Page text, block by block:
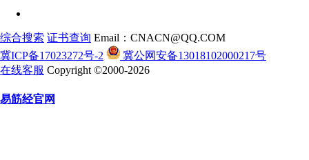
综合搜索 证书查询 Email：CNACN@QQ.COM
冀ICP备17023272号-2
冀公网安备13018102000217号
在线客服 Copyright ©2000-2026
易筋经官网